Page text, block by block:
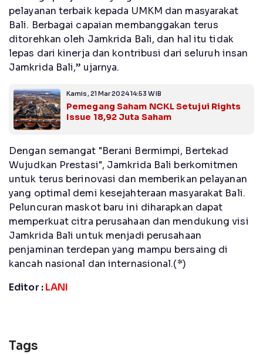
pelayanan terbaik kepada UMKM dan masyarakat
Bali. Berbagai capaian membanggakan terus
ditorehkan oleh Jamkrida Bali, dan hal itu tidak
lepas dari kinerja dan kontribusi dari seluruh insan
Jamkrida Bali,” ujarnya.
Kamis, 21 Mar 2024 14:53 WIB
Pemegang Saham NCKL Setujui Rights
Issue 18,92 Juta Saham
Dengan semangat "Berani Bermimpi, Bertekad
Wujudkan Prestasi", Jamkrida Bali berkomitmen
untuk terus berinovasi dan memberikan pelayanan
yang optimal demi kesejahteraan masyarakat Bali.
Peluncuran maskot baru ini diharapkan dapat
memperkuat citra perusahaan dan mendukung visi
Jamkrida Bali untuk menjadi perusahaan
penjaminan terdepan yang mampu bersaing di
kancah nasional dan internasional.(*)
Editor :LANI
Tags